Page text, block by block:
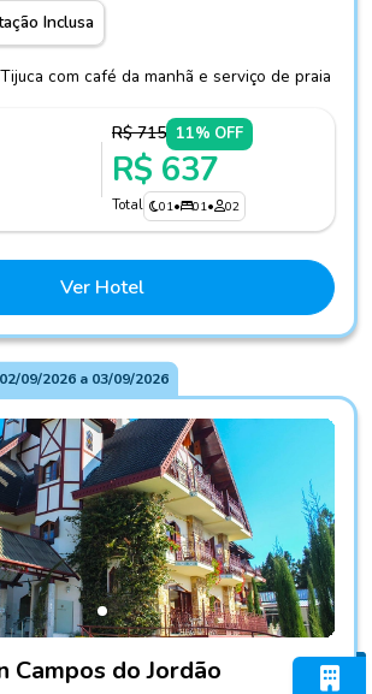
Inclusa
com café da manhã e serviço de praia
R$ 715 11% OFF
R$ 637
Total 01• 01• 02
Ver Hotel
02/09/2026a 03/09/2026
Campos do Jordão